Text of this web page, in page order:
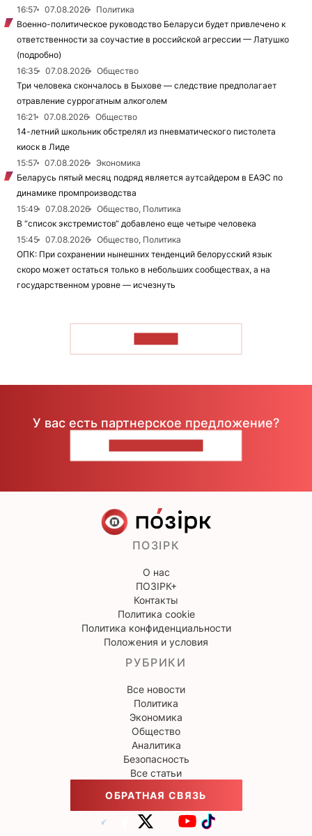
16:57
07.08.2026
Политика
Военно-политическое руководство Беларуси будет привлечено к
ответственности за соучастие в российской агрессии — Латушко
(подробно)
16:35
07.08.2026
Общество
Три человека скончалось в Быхове — следствие предполагает
отравление суррогатным алкоголем
16:21
07.08.2026
Общество
14-летний школьник обстрелял из пневматического пистолета
киоск в Лиде
15:57
07.08.2026
Экономика
Беларусь пятый месяц подряд является аутсайдером в ЕАЭС по
динамике промпроизводства
15:49
07.08.2026
Общество, Политика
В “список экстремистов“ добавлено еще четыре человека
15:45
07.08.2026
Общество, Политика
ОПК: При сохранении нынешних тенденций белорусский язык
скоро может остаться только в небольших сообществах, а на
государственном уровне — исчезнуть
У вас есть партнерское предложение?
ПОЗІРК
О нас
ПОЗІРК+
Контакты
Политика cookie
Политика конфиденциальности
Положения и условия
РУБРИКИ
Все новости
Политика
Экономика
Общество
Аналитика
Безопасность
Все статьи
ОБРАТНАЯ СВЯЗЬ